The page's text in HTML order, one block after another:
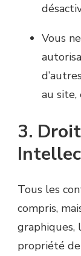
Vous
au site,
3.
Tous les
compris,
graphiques,
propriété de